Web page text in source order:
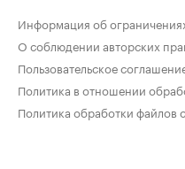
Информация об
О соблюдении авторских
Пользовательское
Политика в отношении
Политика обработки файлов